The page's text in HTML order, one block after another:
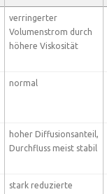
verringerter
Volumenstrom durch
höhere Viskosität
normal
hoher Diffusionsanteil,
Durchfluss meist stabil
stark reduzierte